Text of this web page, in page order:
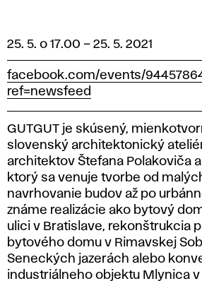
25. 5. o 17.00 – 25. 5. 2021
facebook.com/events/
ref=newsfeed
GUTGUT je skúsený,
slovenský architektonický
architektov Štefana Polakoviča
ktorý sa venuje tvorbe od
navrhovanie budov až po
známe realizácie ako bytový
ulici v Bratislave, rekonštrukcia
bytového domu v Rimavskej
Seneckých jazerách alebo
industriálneho objektu Mlynica v